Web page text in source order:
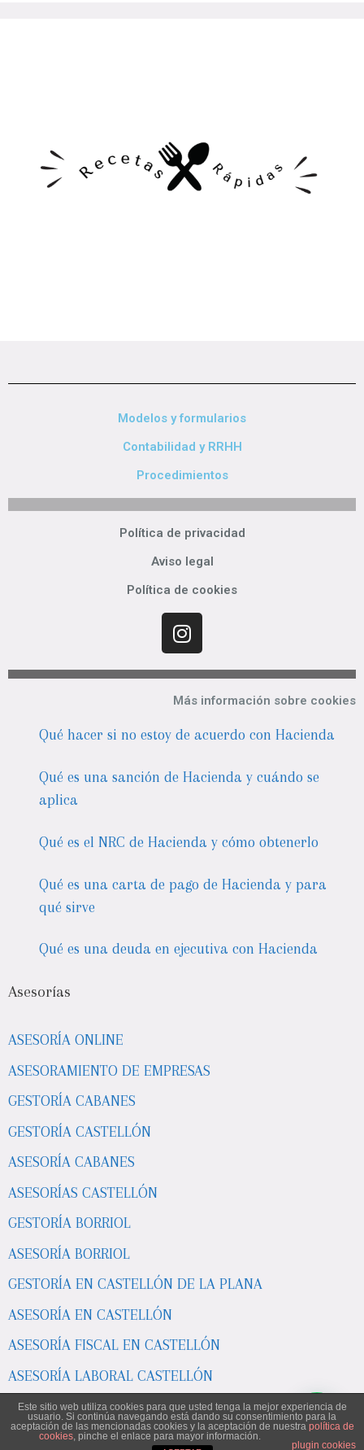
Modelos y formularios
Contabilidad y RRHH
Procedimientos
Política de privacidad
Aviso legal
Política de cookies
Más información sobre cookies
Qué hacer si no estoy de acuerdo con Hacienda
Qué es una sanción de Hacienda y cuándo se
aplica
Qué es el NRC de Hacienda y cómo obtenerlo
Qué es una carta de pago de Hacienda y para
qué sirve
Qué es una deuda en ejecutiva con Hacienda
Asesorías
ASESORÍA ONLINE
ASESORAMIENTO DE EMPRESAS
GESTORÍA CABANES
GESTORÍA CASTELLÓN
ASESORÍA CABANES
ASESORÍAS CASTELLÓN
GESTORÍA BORRIOL
ASESORÍA BORRIOL
GESTORÍA EN CASTELLÓN DE LA PLANA
ASESORÍA EN CASTELLÓN
ASESORÍA FISCAL EN CASTELLÓN
ASESORÍA LABORAL CASTELLÓN
ASESORÍA POBLA TORNESA
ASESORÍAS EN CASTELLÓN DE LA PLANA
Este sitio web utiliza cookies para que usted tenga la mejor experiencia de
usuario. Si continúa navegando está dando su consentimiento para la
aceptación de las mencionadas cookies y la aceptación de nuestra política de
cookies, pinche el enlace para mayor información.
plugin cookies